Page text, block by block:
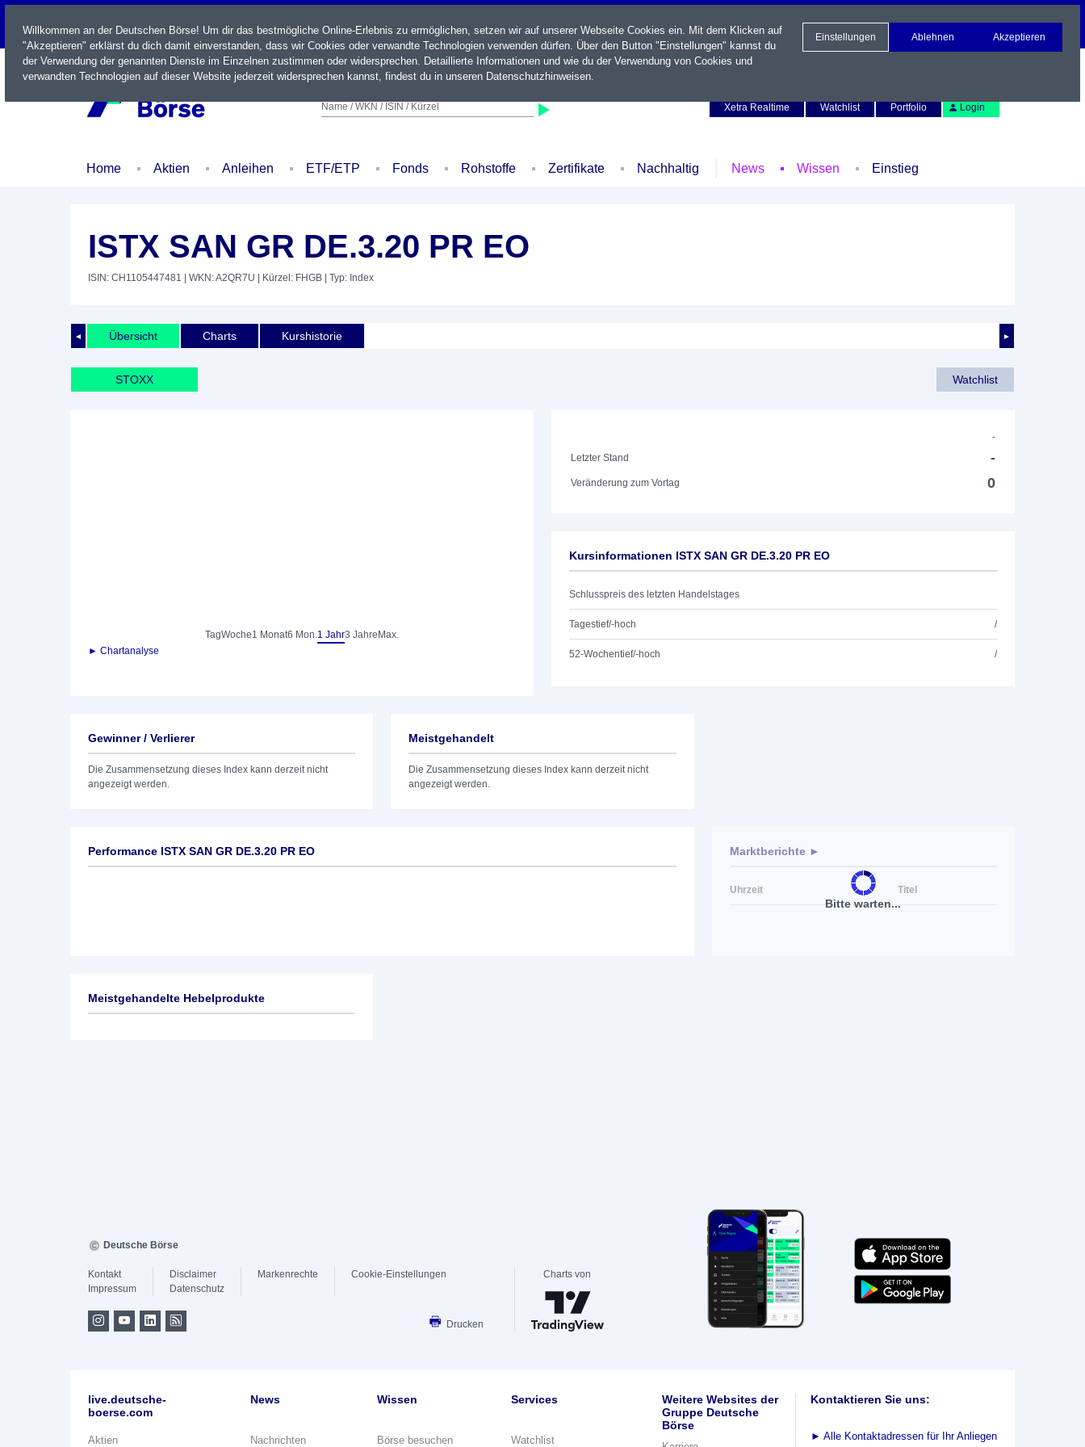
LIVE
Name / WKN / ISIN / Kürzel
Xetra Realtime
Watchlist Portfolio Login
Home Aktien Anleihen ETF/ETP Fonds Rohstoffe Zertifikate Nachhaltig News Wissen Einstieg
ISTX SAN GR DE.3.20 PR EO
ISIN: CH1105447481 | WKN: A2QR7U | Kürzel: FHGB | Typ: Index
◄ ►
Übersicht Charts Kurshistorie
STOXX Watchlist
TagWoche1 Monat6 Mon.1 Jahr3 Jahre Max.
► Chartanalyse
-
Letzter Stand
-
Veränderung zum Vortag 0
Kursinformationen ISTX SAN GR DE.3.20 PR EO
Schlusspreis des letzten Handelstages
Tagestief/-hoch /
52-Wochentief/-hoch /
Gewinner / Verlierer
Die Zusammensetzung dieses Index kann derzeit nicht
angezeigt werden.
Meistgehandelt
Die Zusammensetzung dieses Index kann derzeit nicht
angezeigt werden.
Performance ISTX SAN GR DE.3.20 PR EO
Bitte warten...
Marktberichte ►
Uhrzeit Titel
Meistgehandelte Hebelprodukte
Willkommen an der Deutschen Börse! Um dir das bestmögliche Online-Erlebnis zu ermöglichen, setzen wir auf unserer Webseite Cookies ein. Mit dem Klicken auf
"Akzeptieren" erklärst du dich damit einverstanden, dass wir Cookies oder verwandte Technologien verwenden dürfen. Über den Button "Einstellungen" kannst du
der Verwendung der genannten Dienste im Einzelnen zustimmen oder widersprechen. Detaillierte Informationen und wie du der Verwendung von Cookies und
verwandten Technologien auf dieser Website jederzeit widersprechen kannst, findest du in unseren Datenschutzhinweisen.
Einstellungen Ablehnen Akzeptieren
Deutsche Börse
Kontakt
Impressum
Disclaimer
Datenschutz
Markenrechte Cookie-Einstellungen
Drucken
Charts von
live.deutsche-
boerse.com
Aktien
News
Nachrichten
Wissen
Börse besuchen
Services
Watchlist
Weitere Websites der
Gruppe Deutsche
Börse
Kontaktieren Sie uns:
► Alle Kontaktadressen für Ihr Anliegen